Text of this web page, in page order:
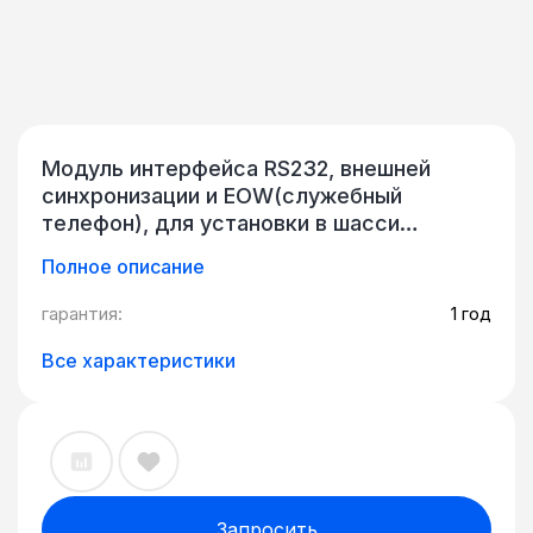
Модуль интерфейса RS232, внешней
синхронизации и EOW(служебный
телефон), для установки в шасси
QTECH QBM-S43-LA01
Полное описание
гарантия: 1 год
Все характеристики